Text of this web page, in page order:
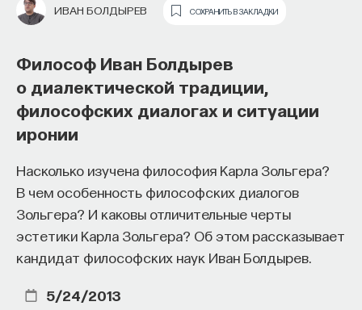
ИВАН БОЛДЫРЕВ СОХРАНИТЬ В ЗАКЛАДКИ
Философ Иван Болдырев
о диалектической традиции,
философских диалогах и ситуации
иронии
Насколько изучена философия Карла Зольгера?
В чем особенность философских диалогов
Зольгера? И каковы отличительные черты
эстетики Карла Зольгера? Об этом рассказывает
кандидат философских наук Иван Болдырев.
5/24/2013
Максутов запускает сервис, который
поможет найти свою нишу
в глобальных deep tech и биотех
компаниях
ПостНаука, который дал голос учёным и навсегда